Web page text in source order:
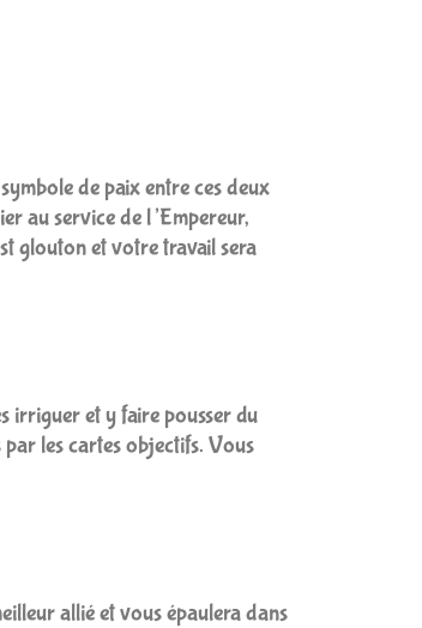
de paix entre ces deux
au service de l’Empereur,
glouton et votre travail sera
irriguer et y faire pousser du
les cartes objectifs. Vous
allié et vous épaulera dans